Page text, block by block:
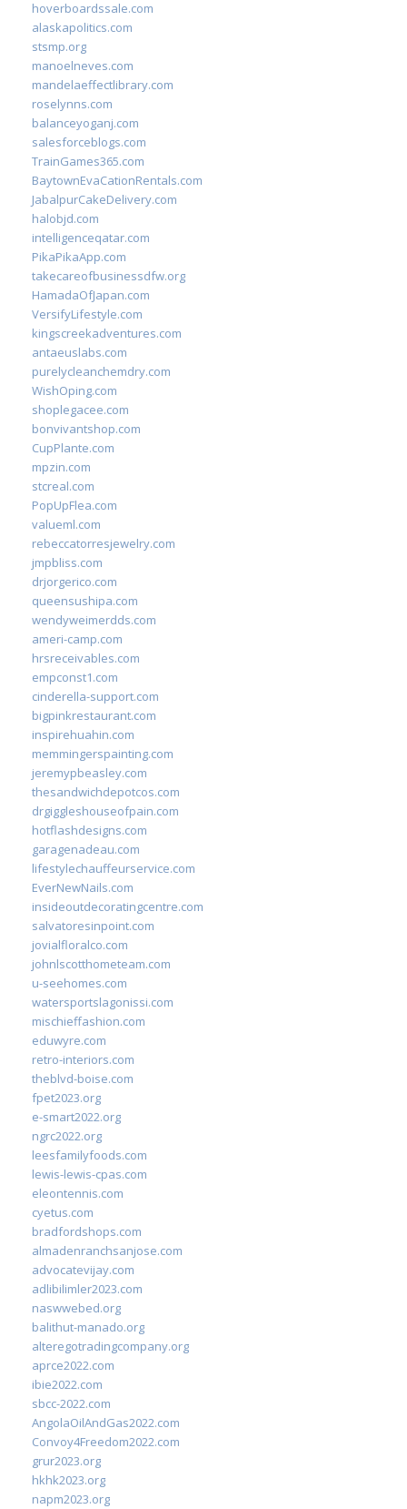
hoverboardssale.com
alaskapolitics.com
stsmp.org
manoelneves.com
mandelaeffectlibrary.com
roselynns.com
balanceyoganj.com
salesforceblogs.com
TrainGames365.com
BaytownEvaCationRentals.com
JabalpurCakeDelivery.com
halobjd.com
intelligenceqatar.com
PikaPikaApp.com
takecareofbusinessdfw.org
HamadaOfJapan.com
VersifyLifestyle.com
kingscreekadventures.com
antaeuslabs.com
purelycleanchemdry.com
WishOping.com
shoplegacee.com
bonvivantshop.com
CupPlante.com
mpzin.com
stcreal.com
PopUpFlea.com
valueml.com
rebeccatorresjewelry.com
jmpbliss.com
drjorgerico.com
queensushipa.com
wendyweimerdds.com
ameri-camp.com
hrsreceivables.com
empconst1.com
cinderella-support.com
bigpinkrestaurant.com
inspirehuahin.com
memmingerspainting.com
jeremypbeasley.com
thesandwichdepotcos.com
drgiggleshouseofpain.com
hotflashdesigns.com
garagenadeau.com
lifestylechauffeurservice.com
EverNewNails.com
insideoutdecoratingcentre.com
salvatoresinpoint.com
jovialfloralco.com
johnlscotthometeam.com
u-seehomes.com
watersportslagonissi.com
mischieffashion.com
eduwyre.com
retro-interiors.com
theblvd-boise.com
fpet2023.org
e-smart2022.org
ngrc2022.org
leesfamilyfoods.com
lewis-lewis-cpas.com
eleontennis.com
cyetus.com
bradfordshops.com
almadenranchsanjose.com
advocatevijay.com
adlibilimler2023.com
naswwebed.org
balithut-manado.org
alteregotradingcompany.org
aprce2022.com
ibie2022.com
sbcc-2022.com
AngolaOilAndGas2022.com
Convoy4Freedom2022.com
grur2023.org
hkhk2023.org
napm2023.org